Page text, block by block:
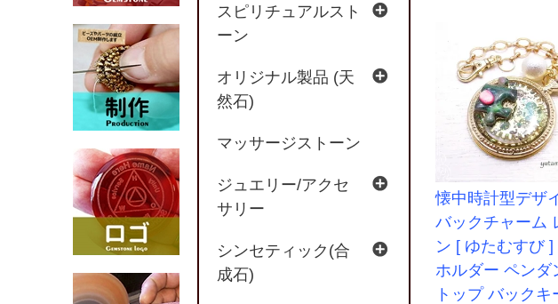
懐中時計型デザ
バックチャーム
ン [ ゆたむすび ]
ホルダー ペンダ
トップ バックキ
スピリチュアルスト
ーン
オリジナル製品 (天
然石)
マッサージストーン
ジュエリー/アクセ
サリー
シンセティック(合
成石)